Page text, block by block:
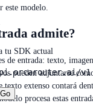
este modelo.
admite?
de entrada: texto,
pueden adjuntarse
texto extenso contará
procesa estas
tu SDK actual
v1
Go